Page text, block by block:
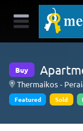
Buy
Thermaikos -
Featured Sold